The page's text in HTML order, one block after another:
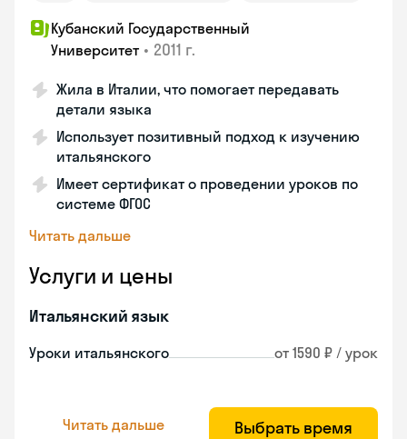
Кубанский Государственный
Университет • 2011 г.
Жила в Италии, что помогает передавать
детали языка
Использует позитивный подход к изучению
итальянского
Имеет сертификат о проведении уроков по
системе ФГОС
Читать дальше
Услуги и цены
Итальянский язык
Уроки итальянского от 1590 ₽ / урок
Читать дальше Выбрать время